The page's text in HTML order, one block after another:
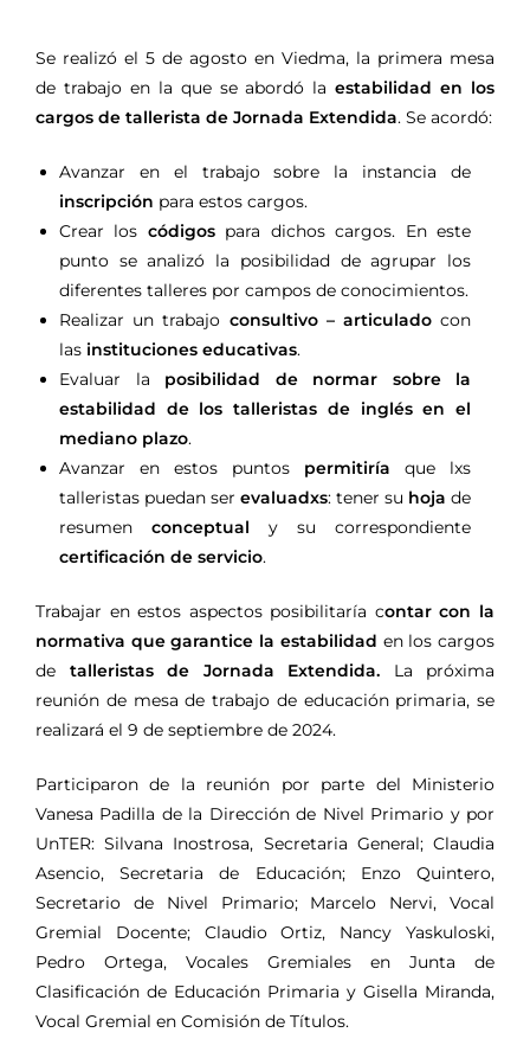
Se realizó el 5 de agosto en Viedma, la primera mesa
de trabajo en la que se abordó la estabilidad en los
cargos de tallerista de Jornada Extendida. Se acordó:
Avanzar en el trabajo sobre la instancia de
inscripción para estos cargos.
Crear los códigospara dichos cargos. En este
punto se analizó la posibilidad de agrupar los
diferentes talleres por campos de conocimientos.
Realizar un trabajo consultivo – articuladocon
las instituciones educativas.
Evaluar la posibilidad de normar sobre la
estabilidad de los talleristas de inglés en el
mediano plazo.
Avanzar en estos puntos permitiría que lxs
talleristas puedan ser evaluadxs: tener su hoja de
resumen conceptual y su correspondiente
certificación de servicio.
Trabajar en estos aspectos posibilitaría contar con la
normativa que garantice la estabilidad en los cargos
de talleristas de Jornada Extendida. La próxima
reunión de mesa de trabajo de educación primaria, se
realizará el 9 de septiembre de 2024.
Participaron de la reunión por parte del Ministerio
Vanesa Padilla de la Dirección de Nivel Primario y por
UnTER: Silvana Inostrosa, Secretaria General; Claudia
Asencio, Secretaria de Educación; Enzo Quintero,
Secretario de Nivel Primario; Marcelo Nervi, Vocal
Gremial Docente; Claudio Ortiz, Nancy Yaskuloski,
Pedro Ortega, Vocales Gremiales en Junta de
Clasificación de Educación Primaria y Gisella Miranda,
Vocal Gremial en Comisión de Títulos.